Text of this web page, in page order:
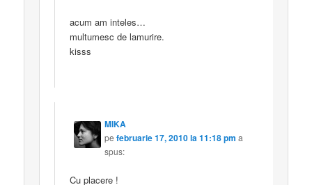
acum am inteles…
multumesc de lamurire.
kisss
MIKA
pefebruarie 17, 2010 la 11:18 pm a
spus:
Cu placere !